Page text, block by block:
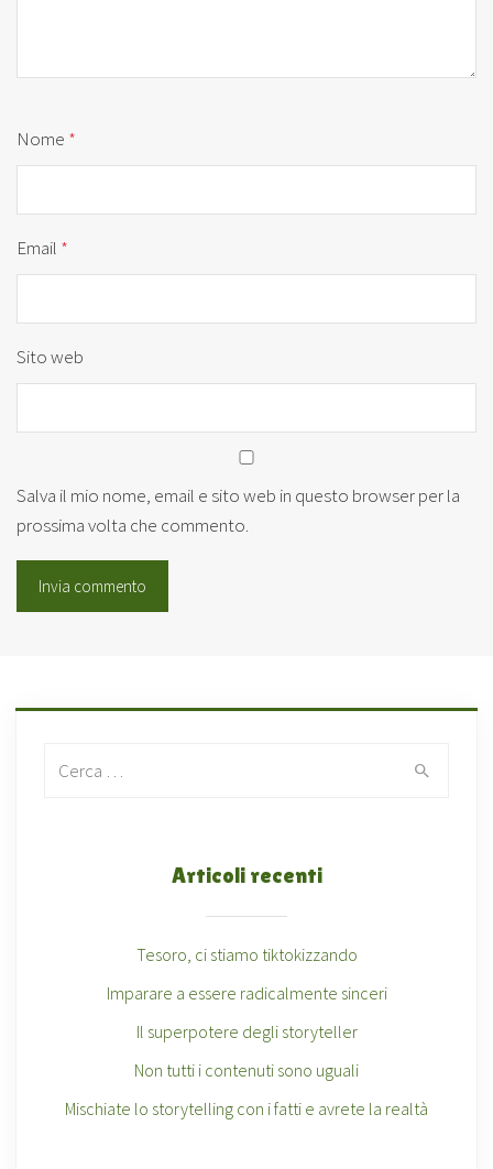
Nome *
Email *
Sito web
Salva il mio nome, email e sito web in questo browser per la
prossima volta che commento.
Articoli recenti
Tesoro, ci stiamo tiktokizzando
Imparare a essere radicalmente sinceri
Il superpotere degli storyteller
Non tutti i contenuti sono uguali
Mischiate lo storytelling con i fatti e avrete la realtà